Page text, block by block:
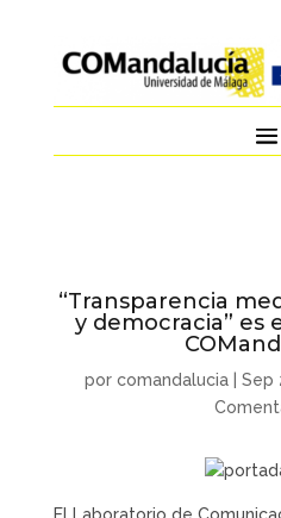
“Transparencia
y democracia” es
porcomandalucia |Sep
El Laboratorio de